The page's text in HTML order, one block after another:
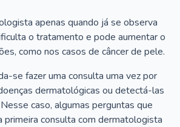
apenas quando já se observa
o tratamento e pode aumentar o
como nos casos de câncer de pele.
se fazer uma consulta uma vez por
dermatológicas ou detectá-las
caso, algumas perguntas que
primeira consulta com dermatologista